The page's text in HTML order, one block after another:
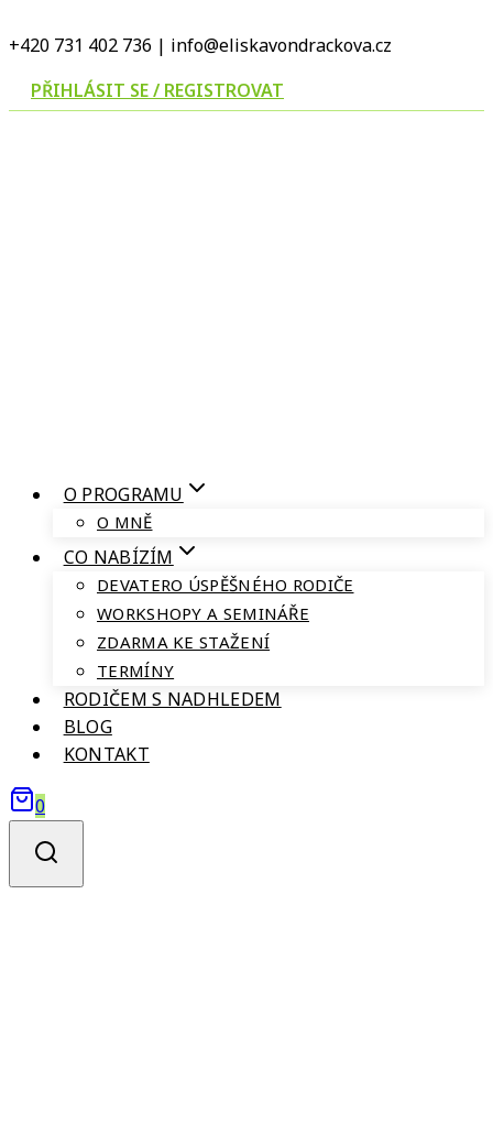
na
obsah
+420 731 402 736 | info@eliskavondrackova.cz
PŘIHLÁSIT SE / REGISTROVAT
O PROGRAMU
O MNĚ
CO NABÍZÍM
DEVATERO ÚSPĚŠNÉHO RODIČE
WORKSHOPY A SEMINÁŘE
ZDARMA KE STAŽENÍ
TERMÍNY
RODIČEM S NADHLEDEM
BLOG
KONTAKT
0